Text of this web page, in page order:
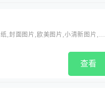
,封面图片,欧美图片,小清新图片,好
,素材,设计,下载,CC0,无版权,公共
查看